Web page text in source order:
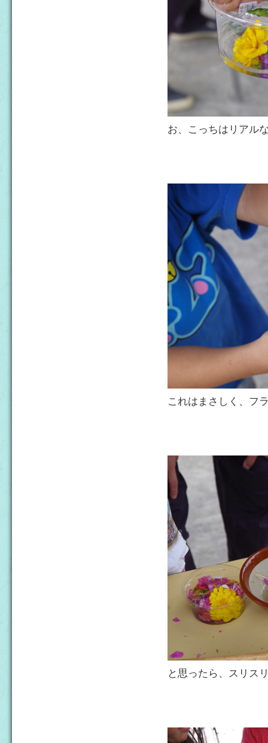
お、こっちはリアル
これはまさしく、フ
と思ったら、スリス